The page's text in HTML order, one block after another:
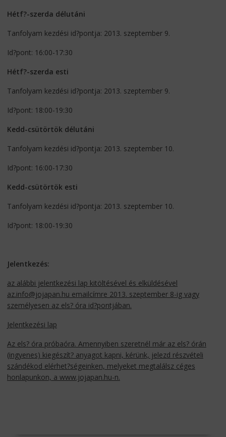
Hétf?-szerda délutáni
Tanfolyam kezdési id?pontja: 2013. szeptember 9.
Id?pont: 16:00-17:30
Hétf?-szerda esti
Tanfolyam kezdési id?pontja: 2013. szeptember 9.
Id?pont: 18:00-19:30
Kedd-csütörtök délutáni
Tanfolyam kezdési id?pontja: 2013. szeptember 10.
Id?pont: 16:00-17:30
Kedd-csütörtök esti
Tanfolyam kezdési id?pontja: 2013. szeptember 10.
Id?pont: 18:00-19:30
Jelentkezés:
az alábbi jelentkezési lap kitöltésével és elküldésével
az.info@jojapan.hu emailcímre 2013. szeptember 8-ig vagy
személyesen az els? óra id?pontjában.
Jelentkezési lap
Az els? óra próbaóra. Amennyiben szeretnél már az els? órán
(ingyenes) kiegészít? anyagot kapni, kérünk, jelezd részvételi
szándékod elérhet?ségeinken, melyeket megtalálsz céges
honlapunkon, a www.jojapan.hu-n.